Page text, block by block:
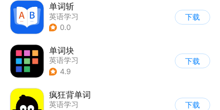
单词斩
英语学习
0.0
下载
单词块
英语学习
4.9
下载
疯狂背单词
英语学习
下载